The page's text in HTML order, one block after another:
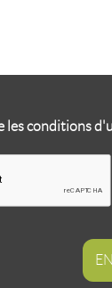
les conditions